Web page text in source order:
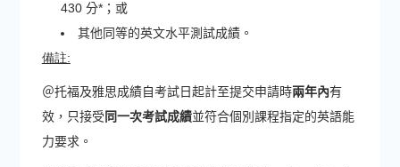
430 分*；或
其他同等的英文水平測試成績。
備註:
＠托福及雅思成績自考試日起計至提交申請時兩年內有
效，只接受同一次考試成績並符合個別課程指定的英語能
力要求。